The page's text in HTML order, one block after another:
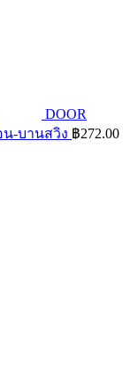
DOOR
น-บานสวิง ฿272.00